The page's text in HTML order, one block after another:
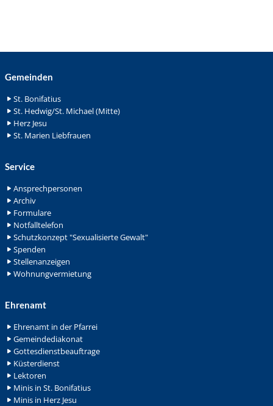
Gemeinden
St. Bonifatius
St. Hedwig/St. Michael (Mitte)
Herz Jesu
St. Marien Liebfrauen
Service
Ansprechpersonen
Archiv
Formulare
Notfalltelefon
Schutzkonzept "Sexualisierte Gewalt"
Spenden
Stellenanzeigen
Wohnungvermietung
Ehrenamt
Ehrenamt in der Pfarrei
Gemeindediakonat
Gottesdienstbeauftrage
Küsterdienst
Lektoren
Minis in St. Bonifatius
Minis in Herz Jesu